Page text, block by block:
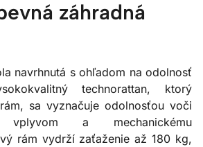
záhradná
navrhnutá s ohľadom na odolnosť
technorattan, ktorý
sa vyznačuje odolnosťou voči
vplyvom a mechanickému
rám vydrží zaťaženie až 180 kg,